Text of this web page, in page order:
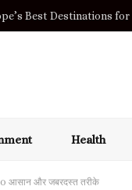
Best Destinations for
Health
आसान और जबरदस्त तरीके